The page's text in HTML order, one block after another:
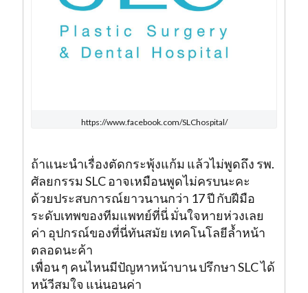
https://www.facebook.com/SLChospital/
ถ้าแนะนำเรื่องตัดกระพุ้งแก้ม แล้วไม่พูดถึง รพ.
ศัลยกรรม SLC อาจเหมือนพูดไม่ครบนะคะ
ด้วยประสบการณ์ยาวนานกว่า 17 ปี กับฝีมือ
ระดับเทพของทีมแพทย์ที่นี่ มั่นใจหายห่วงเลย
ค่า อุปกรณ์ของที่นี่ทันสมัย เทคโนโลยีล้ำหน้า
ตลอดนะค้า
เพื่อน ๆ คนไหนมีปัญหาหน้าบาน ปรึกษา SLC ได้
หน้วีสมใจ แน่นอนค่า